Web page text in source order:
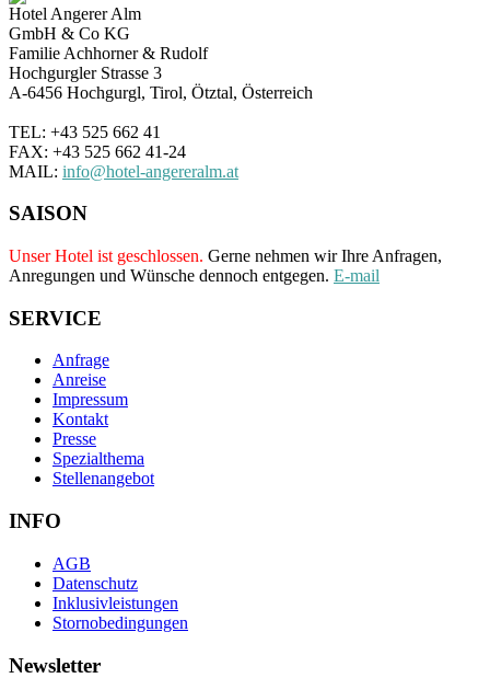
Hotel Angerer Alm
GmbH & Co KG
Familie Achhorner & Rudolf
Hochgurgler Strasse 3
A-6456 Hochgurgl, Tirol, Ötztal, Österreich
TEL: +43 525 662 41
FAX: +43 525 662 41-24
MAIL: info@hotel-angereralm.at
SAISON
Unser Hotel ist geschlossen. Gerne nehmen wir Ihre Anfragen,
Anregungen und Wünsche dennoch entgegen. E-mail
SERVICE
Anfrage
Anreise
Impressum
Kontakt
Presse
Spezialthema
Stellenangebot
INFO
AGB
Datenschutz
Inklusivleistungen
Stornobedingungen
Newsletter